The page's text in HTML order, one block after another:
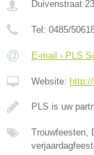
Duivenstraat 23
Tel: 0485/
E-mail › PLS
Website:
PLS is uw
Trouwfeesten,